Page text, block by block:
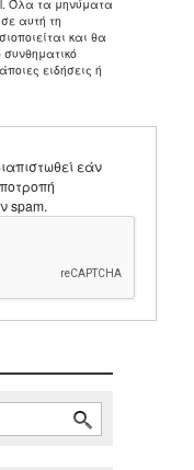
Όλα τα μηνύματα
αυτή τη
και θα
συνθηματικό
ειδήσεις ή
εάν
spam.